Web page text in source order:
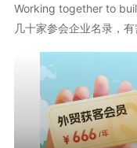
Working together to
几十家参会企业名录，